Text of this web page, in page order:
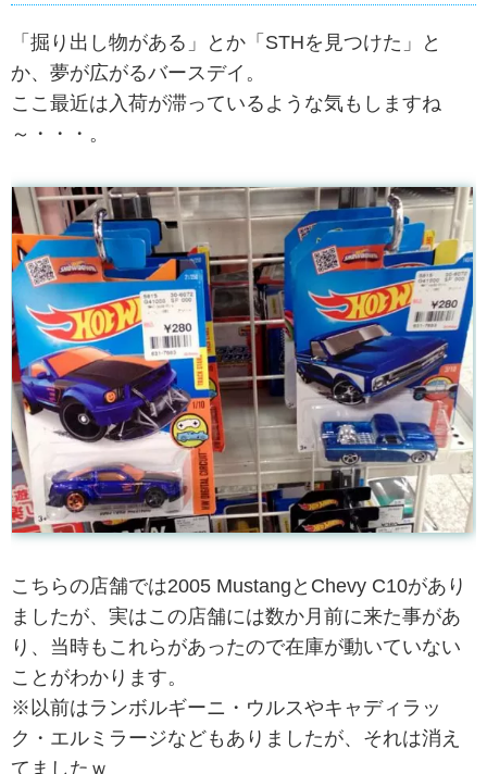
「掘り出し物がある」とか「STHを見つけた」と
か、夢が広がるバースデイ。
ここ最近は入荷が滞っているような気もしますね
～・・・。
こちらの店舗では2005 MustangとChevy C10があり
ましたが、実はこの店舗には数か月前に来た事があ
り、当時もこれらがあったので在庫が動いていない
ことがわかります。
※以前はランボルギーニ・ウルスやキャディラッ
ク・エルミラージなどもありましたが、それは消え
てましたｗ